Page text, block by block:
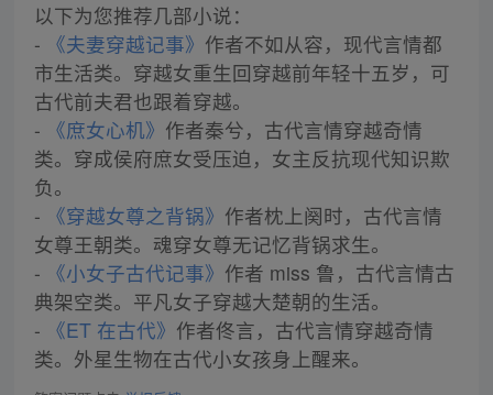
以下为您推荐几部小说：
- 《夫妻穿越记事》 作者不如从容，现代言情都
市生活类。穿越女重生回穿越前年轻十五岁，可
古代前夫君也跟着穿越。
- 《庶女心机》 作者秦兮，古代言情穿越奇情
类。穿成侯府庶女受压迫，女主反抗现代知识欺
负。
- 《穿越女尊之背锅》 作者枕上阕时，古代言情
女尊王朝类。魂穿女尊无记忆背锅求生。
- 《小女子古代记事》 作者 miss 鲁，古代言情古
典架空类。平凡女子穿越大楚朝的生活。
- 《ET 在古代》 作者佟言，古代言情穿越奇情
类。外星生物在古代小女孩身上醒来。